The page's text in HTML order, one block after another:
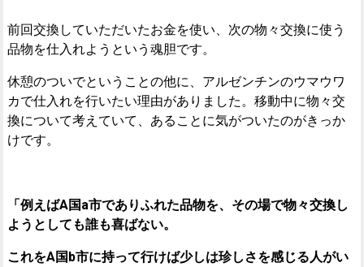
前回交換していただいたお金を使い、次の物々交換に使う
品物を仕入れようという魂胆です。
休憩のついでということの他に、アルゼンチンのウマウワ
カで仕入れを行いたい理由がありました。移動中に物々交
換について考えていて、あることに気がついたのがきっか
けです。
「例えばA国a市でありふれた品物を、その場で物々交換し
ようとしても誰も喜ばない。
これをA国b市に持って行けば少しは珍しさを感じる人がい